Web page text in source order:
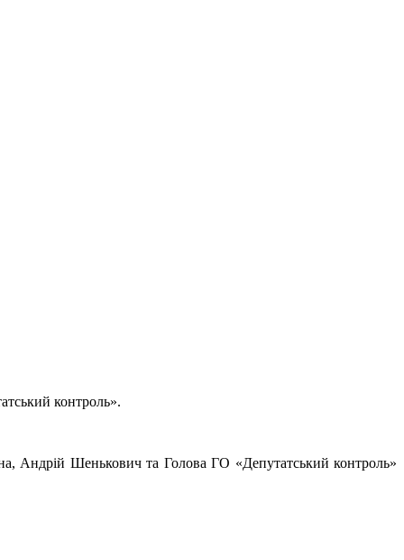
контроль».
Андрій Шенькович та Голова ГО «Депутатський контроль»